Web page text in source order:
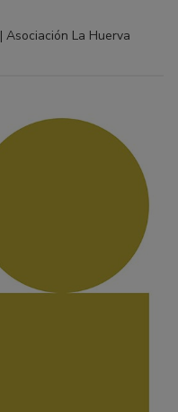
| Asociación La Huerva